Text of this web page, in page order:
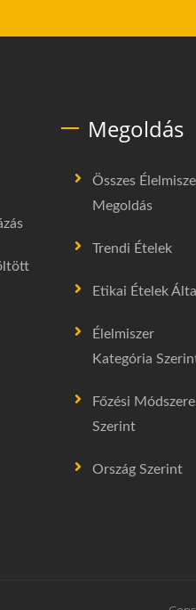
Megoldás
Összes
Megoldás
Trendi Ételek
Etikai Ételek Által
Élelmiszer
Kategória
Főzési
Szerint
Ország Szerint